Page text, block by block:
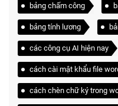
bảng chấm công
bảng tính lương
các công cụ AI hiện nay
cách cài mật khẩu file
cách chèn chữ ký trong